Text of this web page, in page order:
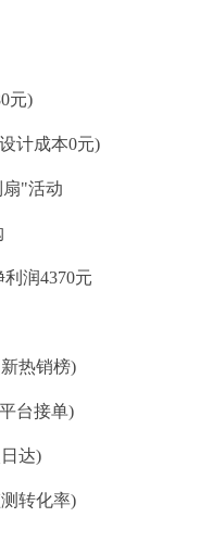
元)
计成本0元)
"活动
润4370元
热销榜)
台接单)
达)
转化率)